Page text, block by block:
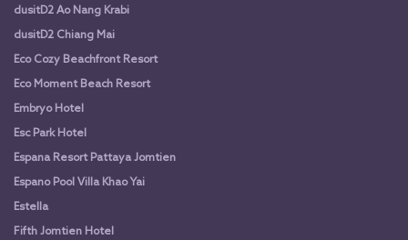
dusitD2 Ao Nang Krabi
dusitD2 Chiang Mai
Eco Cozy Beachfront Resort
Eco Moment Beach Resort
Embryo Hotel
Esc Park Hotel
Espana Resort Pattaya Jomtien
Espano Pool Villa Khao Yai
Estella
Fifth Jomtien Hotel